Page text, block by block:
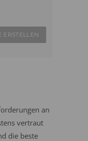
ERSTELLEN
an
vertraut
die beste